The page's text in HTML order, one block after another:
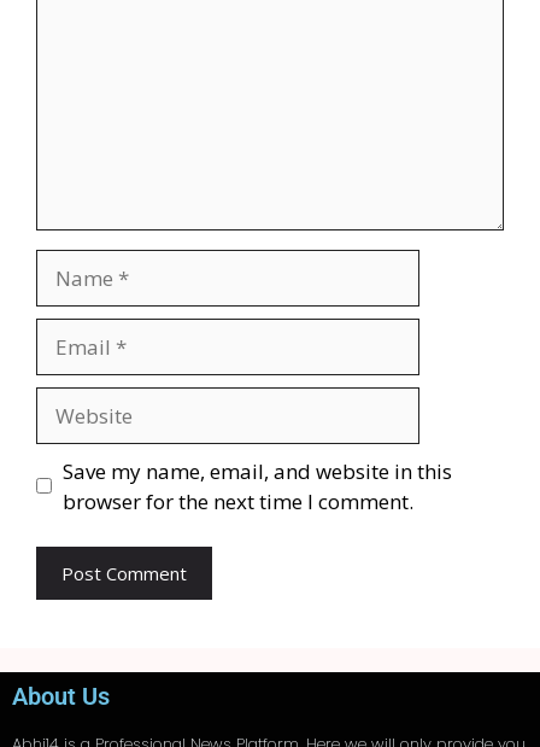
Save my name, email, and website in this
browser for the next time I comment.
About Us